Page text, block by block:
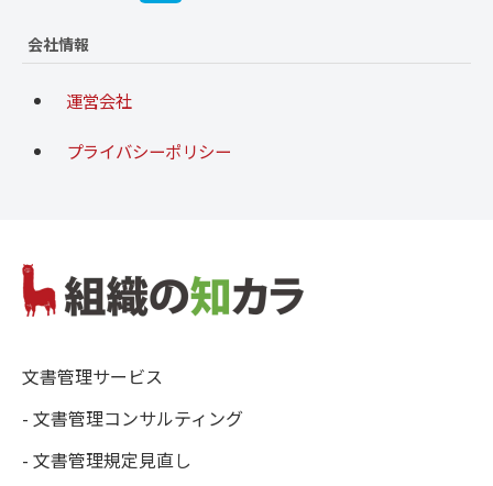
会社情報
運営会社
プライバシーポリシー
文書管理サービス
- 文書管理コンサルティング
- 文書管理規定見直し